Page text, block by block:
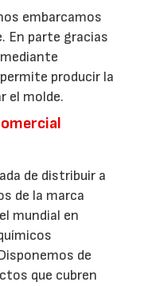
embarcamos
En parte gracias
producir la
el molde.
de distribuir a
de la marca
mundial en
de
que cubren